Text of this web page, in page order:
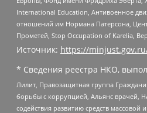
International Education, Антивоенное
отношений им Нормана Патерсона,
Прометей, Stop Occupation of Karelia,
Источник: https://
* Сведения реестра НКО,
Лилит, Правозащитная группа
борьбы с коррупцией, Альянс врачей,
содействия развитию средств